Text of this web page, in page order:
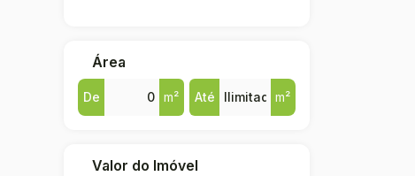
Área
De m² Até m²
Valor do Imóvel